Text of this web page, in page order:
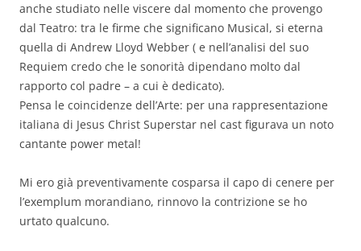
anche studiato nelle viscere dal momento che provengo
dal Teatro: tra le firme che significano Musical, si eterna
quella di Andrew Lloyd Webber ( e nell’analisi del suo
Requiem credo che le sonorità dipendano molto dal
rapporto col padre – a cui è dedicato).
Pensa le coincidenze dell’Arte: per una rappresentazione
italiana di Jesus Christ Superstar nel cast figurava un noto
cantante power metal!
Mi ero già preventivamente cosparsa il capo di cenere per
l’exemplum morandiano, rinnovo la contrizione se ho
urtato qualcuno.